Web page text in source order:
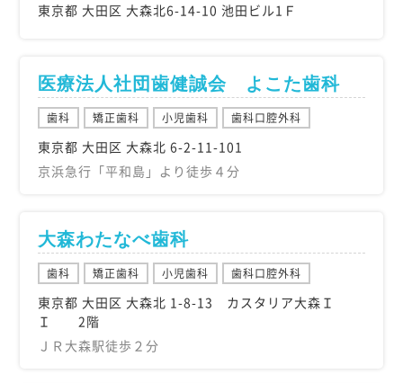
東京都 大田区 大森北6-14-10 池田ビル1Ｆ
医療法人社団歯健誠会 よこた歯科
歯科 矯正歯科 小児歯科 歯科口腔外科
東京都 大田区 大森北 6-2-11-101
京浜急行「平和島」より徒歩４分
大森わたなべ歯科
歯科 矯正歯科 小児歯科 歯科口腔外科
東京都 大田区 大森北 1-8-13 カスタリア大森Ｉ
Ｉ 2階
ＪＲ大森駅徒歩２分